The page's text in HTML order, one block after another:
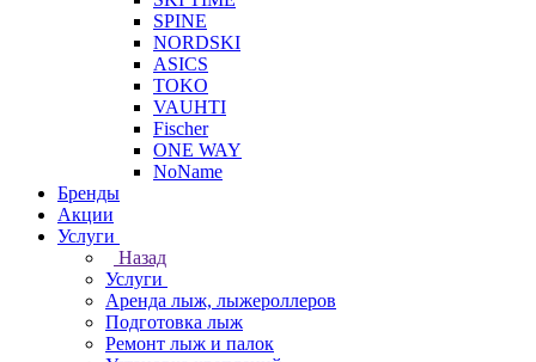
SPINE
NORDSKI
ASICS
TOKO
VAUHTI
Fischer
ONE WAY
NoName
Бренды
Акции
Услуги
Назад
Услуги
Аренда лыж, лыжероллеров
Подготовка лыж
Ремонт лыж и палок